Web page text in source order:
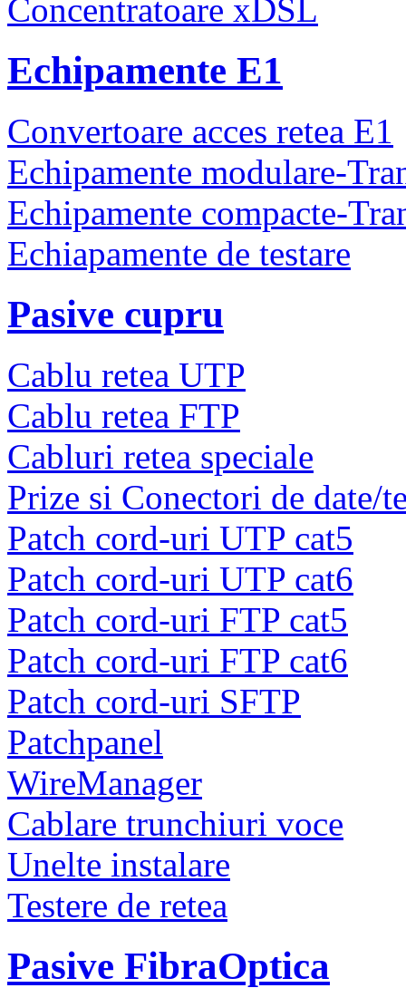
Concentratoare xDSL
Echipamente E1
Convertoare acces retea E1
Echipamente modulare-
Echipamente compacte-
Echiapamente de testare
Pasive cupru
Cablu retea UTP
Cablu retea FTP
Cabluri retea speciale
Prize si Conectori de date/
Patch cord-uri UTP cat5
Patch cord-uri UTP cat6
Patch cord-uri FTP cat5
Patch cord-uri FTP cat6
Patch cord-uri SFTP
Patchpanel
WireManager
Cablare trunchiuri voce
Unelte instalare
Testere de retea
Pasive FibraOptica